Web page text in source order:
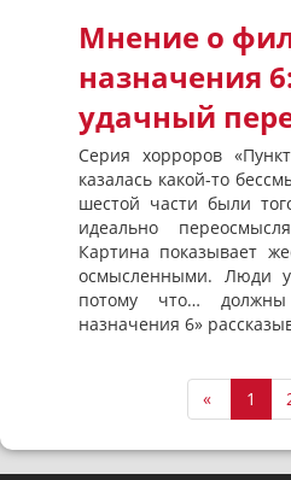
Мнение о
назначения
удачный
Серия хорроров
казалась какой-то
шестой части были
идеально
Картина показывает
осмысленными. Люди
потому что…
назначения 6»
« 1